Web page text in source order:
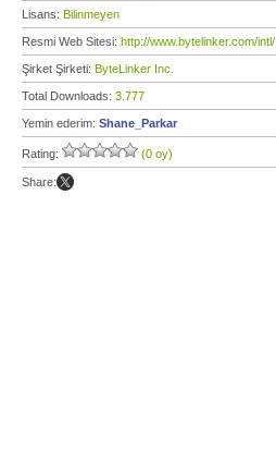
Lisans: Bilinmeyen
Resmi Web Sitesi: http://www.bytelinker.com/intl/
Şirket Şirketi: ByteLinker Inc.
Total Downloads: 3.777
Yemin ederim: Shane_Parkar
Rating: (0 oy)
Share: